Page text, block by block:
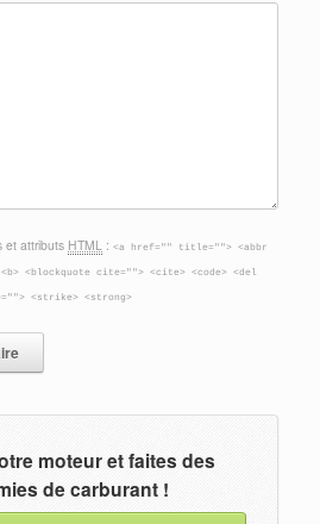
et attributs HTML : <a href="" title=""> <abbr
<blockquote cite=""> <cite> <code> <del
<strike> <strong>
moteur et faites des
de carburant !